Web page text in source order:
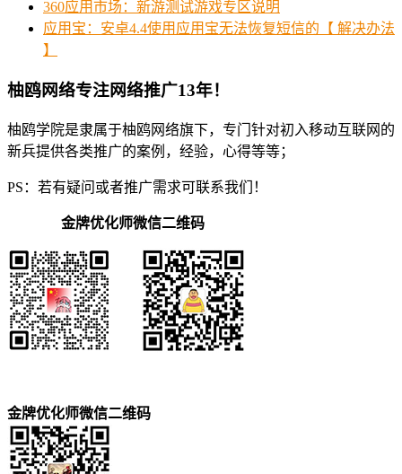
360应用市场：新游测试游戏专区说明
应用宝：安卓4.4使用应用宝无法恢复短信的【 解决办法
】
柚鸥网络专注网络推广13年！
柚鸥学院是隶属于柚鸥网络旗下，专门针对初入移动互联网的
新兵提供各类推广的案例，经验，心得等等；
PS：若有疑问或者推广需求可联系我们！
金牌优化师微信二维码
金牌优化师微信二维码